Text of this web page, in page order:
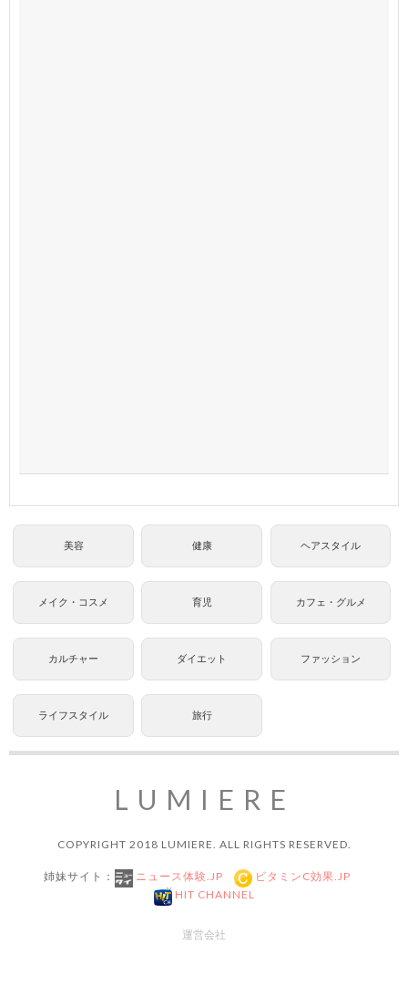
美容 健康 ヘアスタイル
メイク・コスメ 育児 カフェ・グルメ
カルチャー ダイエット ファッション
ライフスタイル 旅行
LUMIERE
COPYRIGHT 2018 LUMIERE. ALL RIGHTS RESERVED.
姉妹サイト： ニュース体験.JP
ビタミンC効果.JP
HIT CHANNEL
運営会社